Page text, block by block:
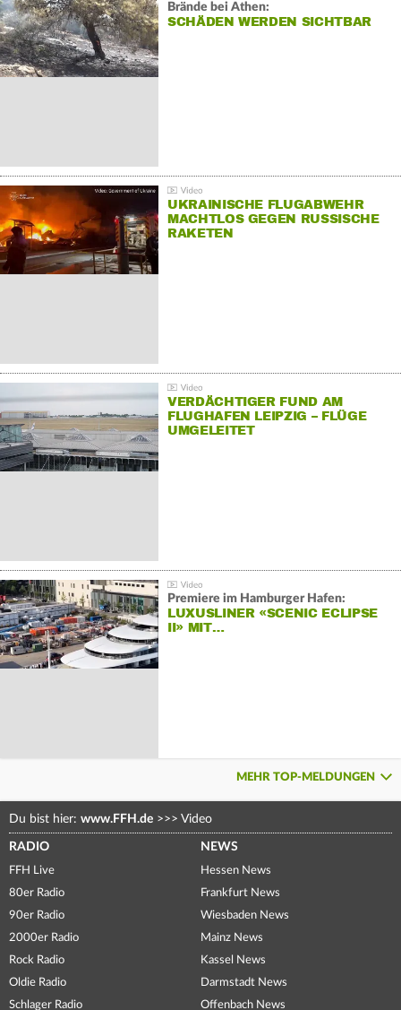
Brände bei Athen:
SCHÄDEN WERDEN SICHTBAR
UKRAINISCHE FLUGABWEHR
MACHTLOS GEGEN RUSSISCHE
RAKETEN
VERDÄCHTIGER FUND AM
FLUGHAFEN LEIPZIG – FLÜGE
UMGELEITET
Premiere im Hamburger Hafen:
LUXUSLINER «SCENIC ECLIPSE
II» MIT…
MEHR TOP-MELDUNGEN
Du bist hier: www.FFH.de >>> Video
RADIO
FFH Live
80er Radio
90er Radio
2000er Radio
Rock Radio
Oldie Radio
Schlager Radio
NEWS
Hessen News
Frankfurt News
Wiesbaden News
Mainz News
Kassel News
Darmstadt News
Offenbach News